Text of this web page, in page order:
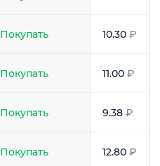
Покупать 10.30 ₽
Покупать 11.00 ₽
Покупать 9.38 ₽
Покупать 12.80 ₽